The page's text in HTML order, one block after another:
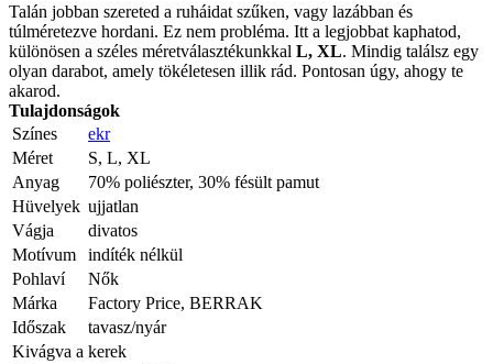
Talán jobban szereted a ruháidat szűken, vagy lazábban és
túlméretezve hordani. Ez nem probléma. Itt a legjobbat kaphatod,
különösen a széles méretválasztékunkkal L, XL. Mindig találsz egy
olyan darabot, amely tökéletesen illik rád. Pontosan úgy, ahogy te
akarod.
Tulajdonságok
Színes
ekr
Méret
S, L, XL
Anyag
70% poliészter, 30% fésült pamut
Hüvelyek ujjatlan
Vágja
divatos
Motívum
indíték nélkül
Pohlaví
Nők
Márka
Factory Price, BERRAK
Időszak
tavasz/nyár
Kivágva a kerek